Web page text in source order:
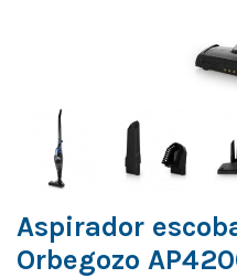
Aspirador
Orbegozo